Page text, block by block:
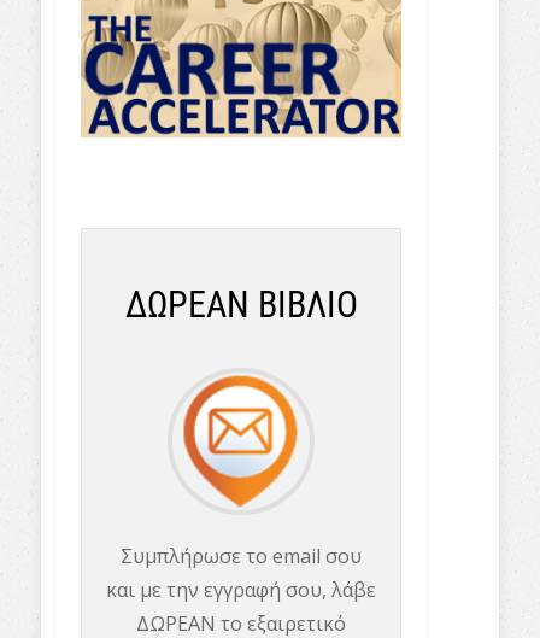
ΔΩΡΕΑΝ ΒΙΒΛΙΟ
Συμπλήρωσε το email σου
και με την εγγραφή σου, λάβε
ΔΩΡΕΑΝ το εξαιρετικό